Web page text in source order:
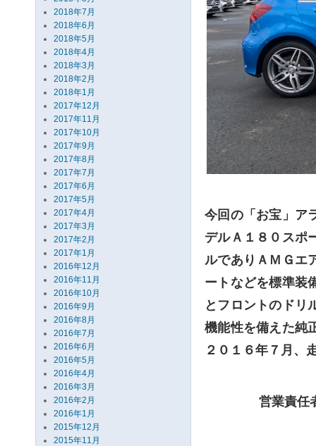
2018年7月
2018年6月
2018年5月
2018年4月
2018年3月
2018年2月
2018年1月
2017年12月
2017年11月
2017年10月
2017年9月
2017年8月
2017年7月
2017年6月
2017年5月
2017年4月
2017年3月
2017年2月
2017年1月
2016年12月
2016年11月
2016年10月
2016年9月
2016年8月
2016年7月
2016年6月
2016年5月
2016年4月
2016年3月
2016年2月
2016年1月
2015年12月
2015年11月
今回の「お宝」ア
デルＡ１８０スポ
ルでありＡＭＧエ
ートなどを標準装
とフロントのドリ
機能性を備えた純
２０１６年７月、
営業責任